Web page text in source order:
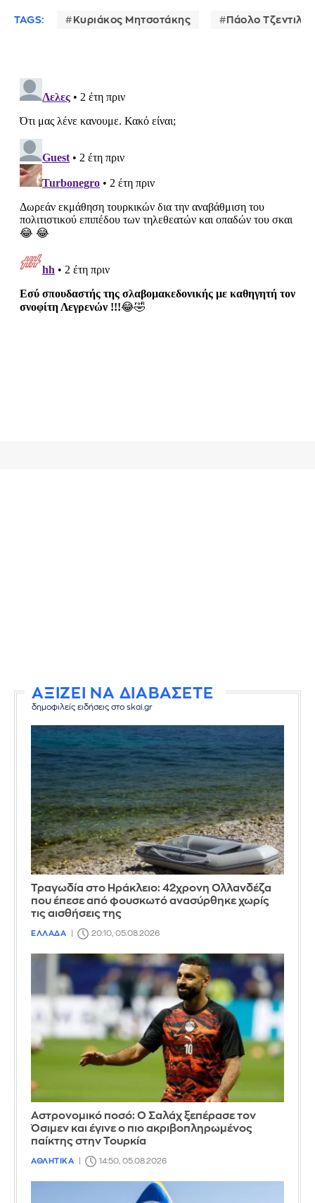
TAGS: Κυριάκος Μητσοτάκης Πάολο
ΑΞΙΖΕΙ ΝΑ ΔΙΑΒΑΣΕΤΕ
δημοφιλείς ειδήσεις στο skai.gr
Τραγωδία στο Ηράκλειο: 42χρονη Ολλανδέζα
που έπεσε από φουσκωτό ανασύρθηκε χωρίς
τις αισθήσεις της
ΕΛΛΑΔΑ 20:10, 05.08.2026
Αστρονομικό ποσό: Ο Σαλάχ ξεπέρασε τον
Όσιμεν και έγινε ο πιο ακριβοπληρωμένος
παίκτης στην Τουρκία
ΑΘΛΗΤΙΚΑ 14:50, 05.08.2026